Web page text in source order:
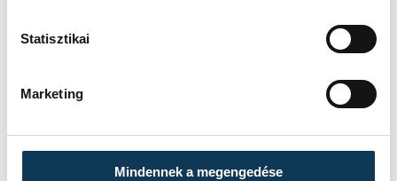
Statisztikai
Marketing
Mindennek a megengedése
mutatjuk!
alkalommal hirdette meg az év
eddiginél több, 22 vendéglátóhely 44
étellel indult. Egy fonyódi hely nyert...